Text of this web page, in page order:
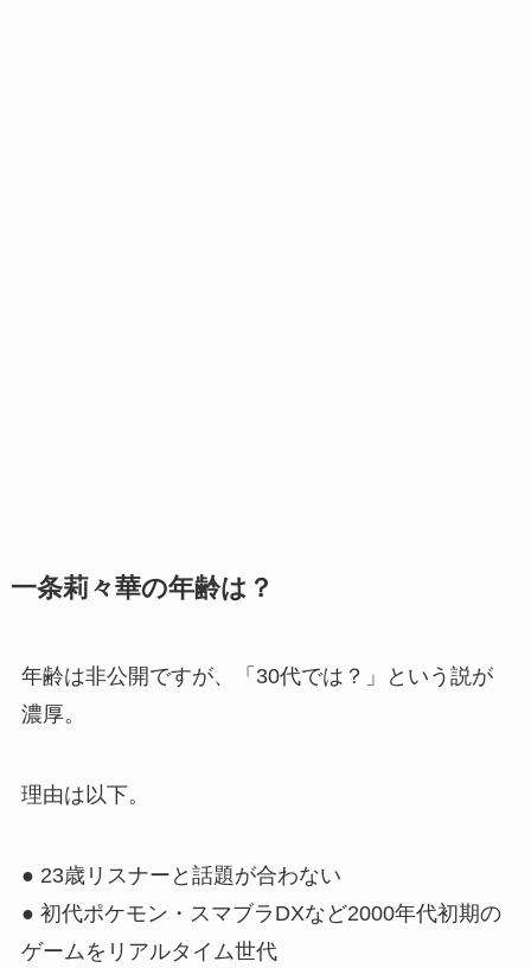
一条莉々華の年齢は？
年齢は非公開ですが、「30代では？」という説が
濃厚。
理由は以下。
● 23歳リスナーと話題が合わない
● 初代ポケモン・スマブラDXなど2000年代初期の
ゲームをリアルタイム世代